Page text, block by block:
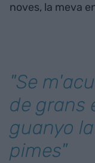
noves, la meva
"Se
de grans
guanyo
pimes"